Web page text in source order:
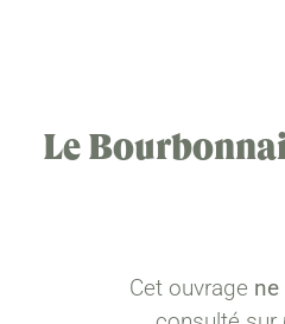
Le
Cet ouvrage